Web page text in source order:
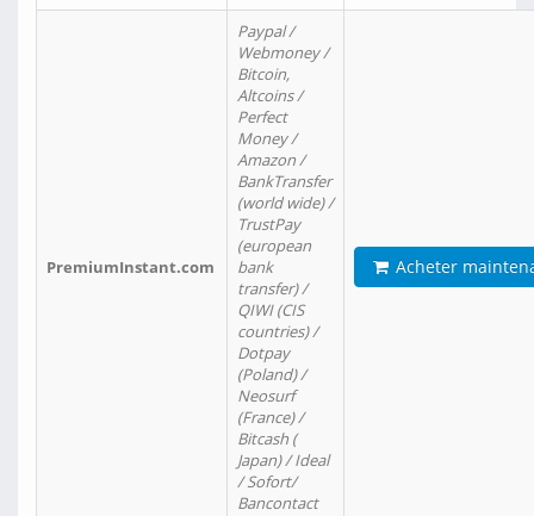
PremiumInstant.com
Paypal /
Webmoney /
Bitcoin,
Altcoins /
Perfect
Money /
Amazon /
BankTransfer
(world wide) /
TrustPay
(european
bank
transfer) /
QIWI (CIS
countries) /
Dotpay
(Poland) /
Neosurf
(France) /
Bitcash (
Japan) / Ideal
/ Sofort/
Bancontact
Acheter